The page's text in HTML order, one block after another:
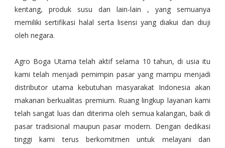
kentang, produk susu dan lain-lain , yang semuanya
memiliki sertifikasi halal serta lisensi yang diakui dan diuji
oleh negara.
Agro Boga Utama telah aktif selama 10 tahun, di usia itu
kami telah menjadi pemimpin pasar yang mampu menjadi
distributor utama kebutuhan masyarakat Indonesia akan
makanan berkualitas premium. Ruang lingkup layanan kami
telah sangat luas dan diterima oleh semua kalangan, baik di
pasar tradisional maupun pasar modern. Dengan dedikasi
tinggi kami terus berkomitmen untuk melayani dan